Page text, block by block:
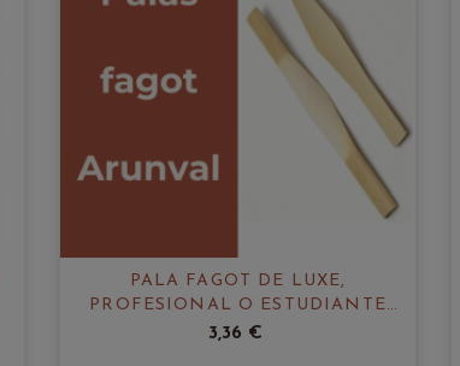
PALA FAGOT DE LUXE,
PROFESIONAL O ESTUDIANTE
ARUNVAL
3,36 €